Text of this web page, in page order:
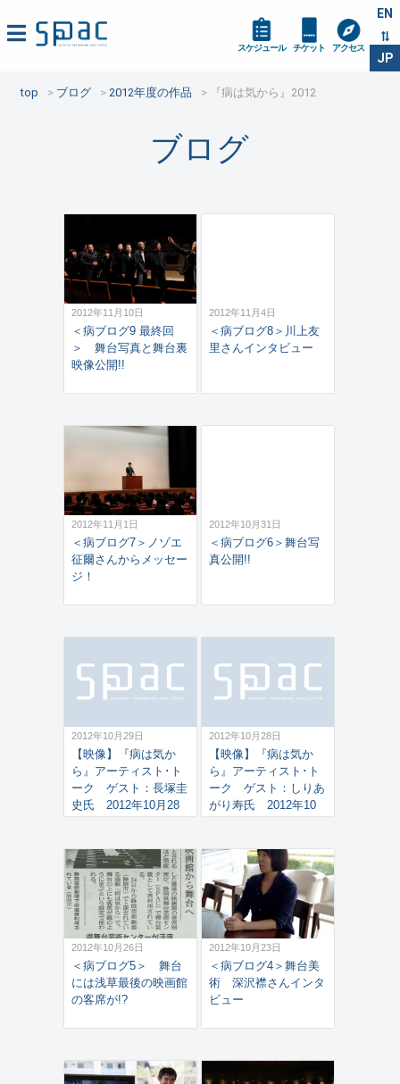
EN
JP
スケジュール チケット アクセス
top ブログ 2012年度の作品 『病は気から』2012
ブログ
2012年11月10日
＜病ブログ9 最終回
＞ 舞台写真と舞台裏
映像公開!!
2012年11月4日
＜病ブログ8＞川上友
里さんインタビュー
2012年11月1日
＜病ブログ7＞ノゾエ
征爾さんからメッセー
ジ！
2012年10月31日
＜病ブログ6＞舞台写
真公開!!
2012年10月29日
【映像】『病は気か
ら』アーティスト･ト
ーク ゲスト：長塚圭
史氏 2012年10月28
2012年10月28日
【映像】『病は気か
ら』アーティスト･ト
ーク ゲスト：しりあ
がり寿氏 2012年10
2012年10月26日
＜病ブログ5＞ 舞台
には浅草最後の映画館
の客席が!?
2012年10月23日
＜病ブログ4＞舞台美
術 深沢襟さんインタ
ビュー